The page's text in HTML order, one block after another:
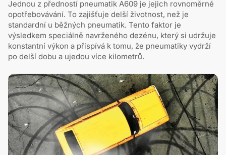
Jednou z předností pneumatik A609 je jejich rovnoměrné
opotřebovávání. To zajišťuje delší životnost, než je
standardní u běžných pneumatik. Tento faktor je
výsledkem speciálně navrženého dezénu, který si udržuje
konstantní výkon a přispívá k tomu, že pneumatiky vydrží
po delší dobu a ujedou více kilometrů.